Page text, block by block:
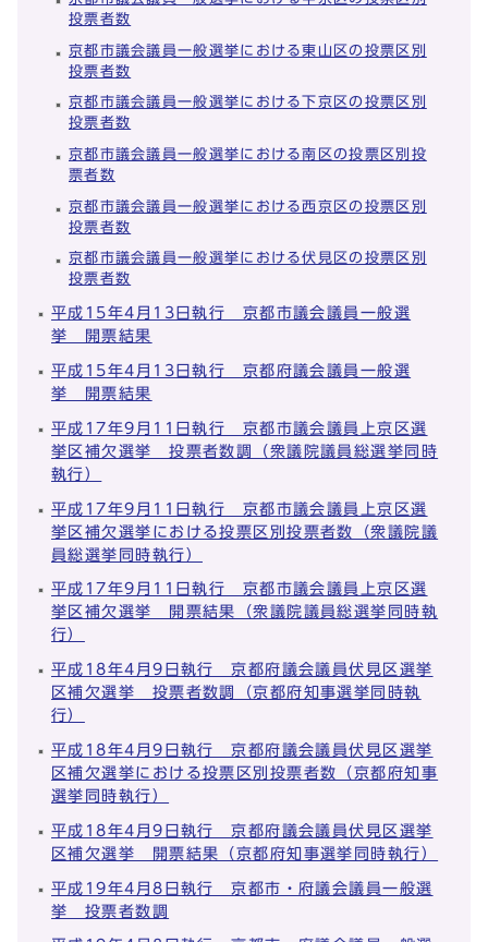
投票者数
京都市議会議員一般選挙における東山区の投票区別
投票者数
京都市議会議員一般選挙における下京区の投票区別
投票者数
京都市議会議員一般選挙における南区の投票区別投
票者数
京都市議会議員一般選挙における西京区の投票区別
投票者数
京都市議会議員一般選挙における伏見区の投票区別
投票者数
平成15年4月13日執行 京都市議会議員一般選
挙 開票結果
平成15年4月13日執行 京都府議会議員一般選
挙 開票結果
平成17年9月11日執行 京都市議会議員上京区選
挙区補欠選挙 投票者数調（衆議院議員総選挙同時
執行）
平成17年9月11日執行 京都市議会議員上京区選
挙区補欠選挙における投票区別投票者数（衆議院議
員総選挙同時執行）
平成17年9月11日執行 京都市議会議員上京区選
挙区補欠選挙 開票結果（衆議院議員総選挙同時執
行）
平成18年4月9日執行 京都府議会議員伏見区選挙
区補欠選挙 投票者数調（京都府知事選挙同時執
行）
平成18年4月9日執行 京都府議会議員伏見区選挙
区補欠選挙における投票区別投票者数（京都府知事
選挙同時執行）
平成18年4月9日執行 京都府議会議員伏見区選挙
区補欠選挙 開票結果（京都府知事選挙同時執行）
平成19年4月8日執行 京都市・府議会議員一般選
挙 投票者数調